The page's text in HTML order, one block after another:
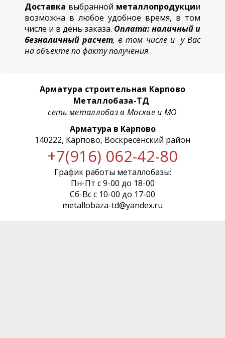
Доставка выбранной металлопродукции
возможна в любое удобное время, в том
числе и в день заказа. Оплата: наличный и
безналичный расчет, в том числе и у Вас
на объекте по факту получения
Арматура строительная Карпово
Металлобаза-ТД
сеть металлобаз в Москве и МО
Арматура в Карпово
140222, Карпово, Воскресенский район
+7(916) 062-42-80
График работы металлобазы:
Пн-Пт с 9-00 до 18-00
Сб-Вс с 10-00 до 17-00
metallobaza-td@yandex.ru